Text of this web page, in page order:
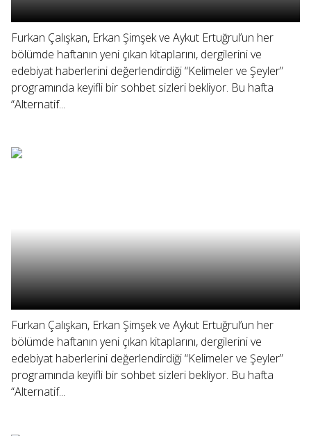
Furkan Çalışkan, Erkan Şimşek ve Aykut Ertuğrul’un her
bölümde haftanın yeni çıkan kitaplarını, dergilerini ve
edebiyat haberlerini değerlendirdiği “Kelimeler ve Şeyler”
programında keyifli bir sohbet sizleri bekliyor. Bu hafta
“Alternatif...
Furkan Çalışkan, Erkan Şimşek ve Aykut Ertuğrul’un her
bölümde haftanın yeni çıkan kitaplarını, dergilerini ve
edebiyat haberlerini değerlendirdiği “Kelimeler ve Şeyler”
programında keyifli bir sohbet sizleri bekliyor. Bu hafta
“Alternatif...